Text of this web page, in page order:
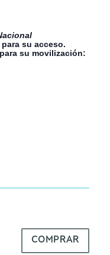
su acceso.
su movilización:
COMPRAR